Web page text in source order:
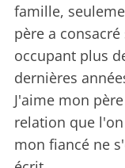
famille,
père a
occupant plus
dernières
J'aime mon
relation que
mon fiancé ne